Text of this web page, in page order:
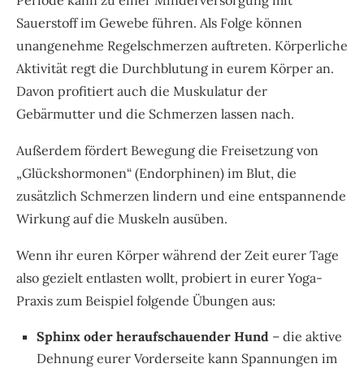
Sauerstoff im Gewebe führen. Als Folge können
unangenehme Regelschmerzen auftreten. Körperliche
Aktivität regt die Durchblutung in eurem Körper an.
Davon profitiert auch die Muskulatur der
Gebärmutter und die Schmerzen lassen nach.
Außerdem fördert Bewegung die Freisetzung von
„Glückshormonen“ (Endorphinen) im Blut, die
zusätzlich Schmerzen lindern und eine entspannende
Wirkung auf die Muskeln ausüben.
Wenn ihr euren Körper während der Zeit eurer Tage
also gezielt entlasten wollt, probiert in eurer Yoga-
Praxis zum Beispiel folgende Übungen aus:
Sphinx oder heraufschauender Hund – die aktive
Dehnung eurer Vorderseite kann Spannungen im